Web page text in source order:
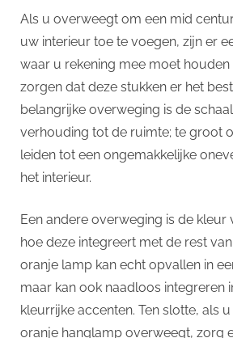
Als u overweegt om een ​​mid
uw interieur toe te voegen, zijn er
waar u rekening mee moet
zorgen dat deze stukken er het
belangrijke overweging is de
verhouding tot de ruimte; te groot
leiden tot een ongemakkelijke
het interieur.
Een andere overweging is de kleur
hoe deze integreert met de rest
oranje lamp kan echt opvallen in
maar kan ook naadloos integreren
kleurrijke accenten. Ten slotte, als
oranje hanglamp overweegt, zorg